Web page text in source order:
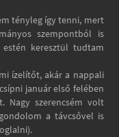
tényleg így tenni, mert
szempontból is
keresztül tudtam
ízelítőt, akár a nappali
január első felében
Nagy szerencsém volt
a távcsővel is